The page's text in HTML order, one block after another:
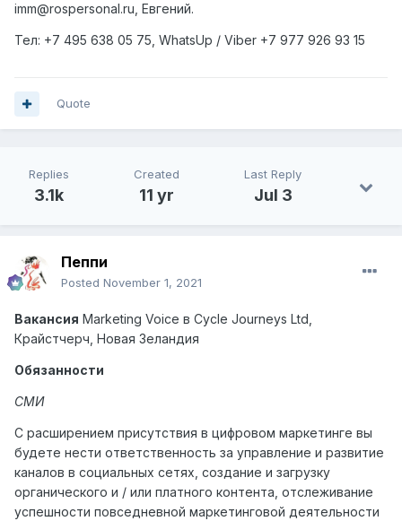
imm@rospersonal.ru, Евгений.
Тел: +7 495 638 05 75, WhatsUp / Viber +7 977 926 93 15
Quote
Replies
3.1k
Created
11 yr
Last Reply
Jul 3
Пеппи
Posted November 1, 2021
Вакансия Marketing Voice в Cycle Journeys Ltd
Крайстчерч, Новая Зеландия
Обязанности
СМИ
С расширением присутствия в цифровом маркетинге вы
будете нести ответственность за управление и развитие
каналов в социальных сетях, создание и загрузку
органического и / или платного контента, отслеживание
успешности повседневной маркетинговой деятельности